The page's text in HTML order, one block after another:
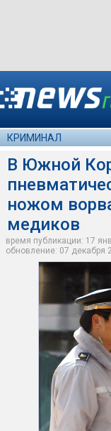
КРИМИНАЛ
В Южной
ножом
медиков
время публикации: 17
обновление: 07 декабря